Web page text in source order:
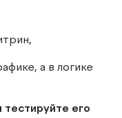
а в логике
его